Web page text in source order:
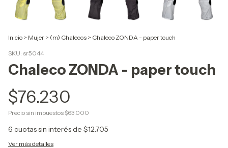
Inicio > Mujer > (m) Chalecos > Chaleco ZONDA - paper touch
SKU: sr5044
Chaleco ZONDA - paper touch
$76.230
Precio sin impuestos $63.000
6 cuotas sin interés de $12.705
Ver más detalles